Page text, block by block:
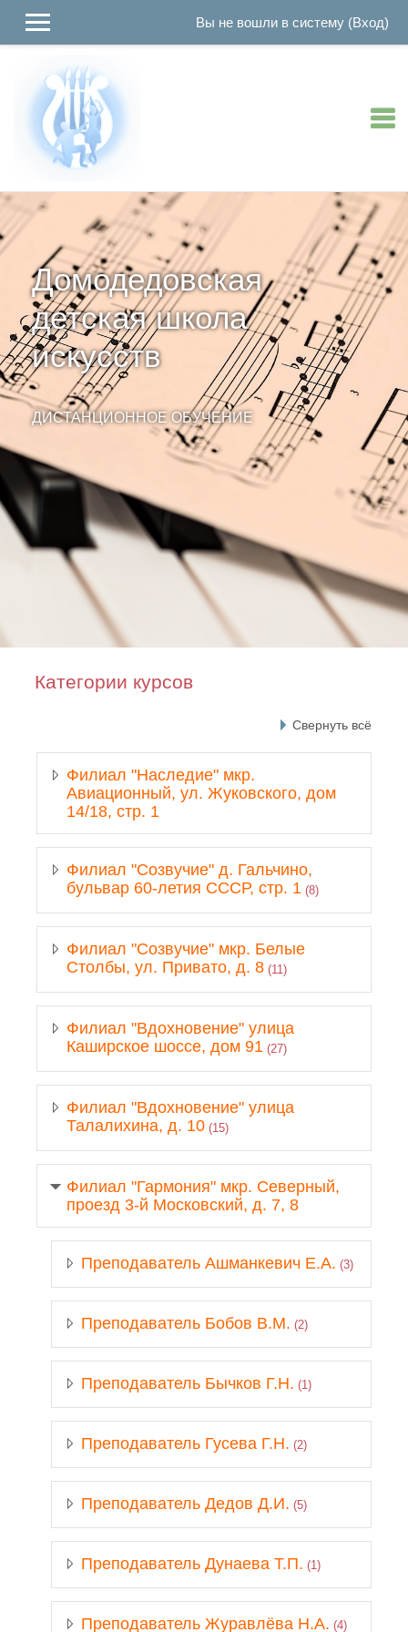
Вы не вошли в систему (Вход)
Домодедовская
детская школа
искусств
ДИСТАНЦИОННОЕ ОБУЧЕНИЕ
Категории курсов
Свернуть всё
Филиал "Наследие" мкр.
Авиационный, ул. Жуковского, дом
14/18, стр. 1
Филиал "Созвучие" д. Гальчино,
бульвар 60-летия СССР, стр. 1 (8)
Филиал "Созвучие" мкр. Белые
Столбы, ул. Привато, д. 8 (11)
Филиал "Вдохновение" улица
Каширское шоссе, дом 91 (27)
Филиал "Вдохновение" улица
Талалихина, д. 10 (15)
Филиал "Гармония" мкр. Северный,
проезд 3-й Московский, д. 7, 8
Преподаватель Ашманкевич Е.А. (3)
Преподаватель Бобов В.М. (2)
Преподаватель Бычков Г.Н. (1)
Преподаватель Гусева Г.Н. (2)
Преподаватель Дедов Д.И. (5)
Преподаватель Дунаева Т.П. (1)
Преподаватель Журавлёва Н.А. (4)